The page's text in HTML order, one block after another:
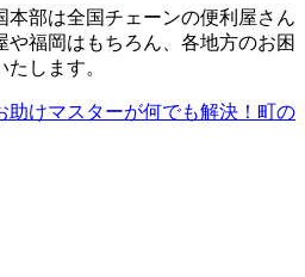
本部は全国チェーンの便利屋さん
や福岡はもちろん、各地方のお困
します。
助けマスターが何でも解決！町の